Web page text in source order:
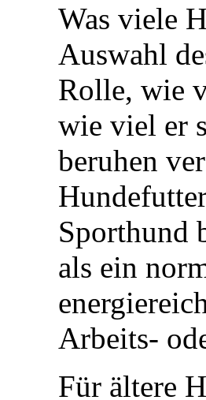
Was viele
Auswahl
Rolle, wie
wie viel er
beruhen
Sporthund
als ein
Arbeits-
Für ältere